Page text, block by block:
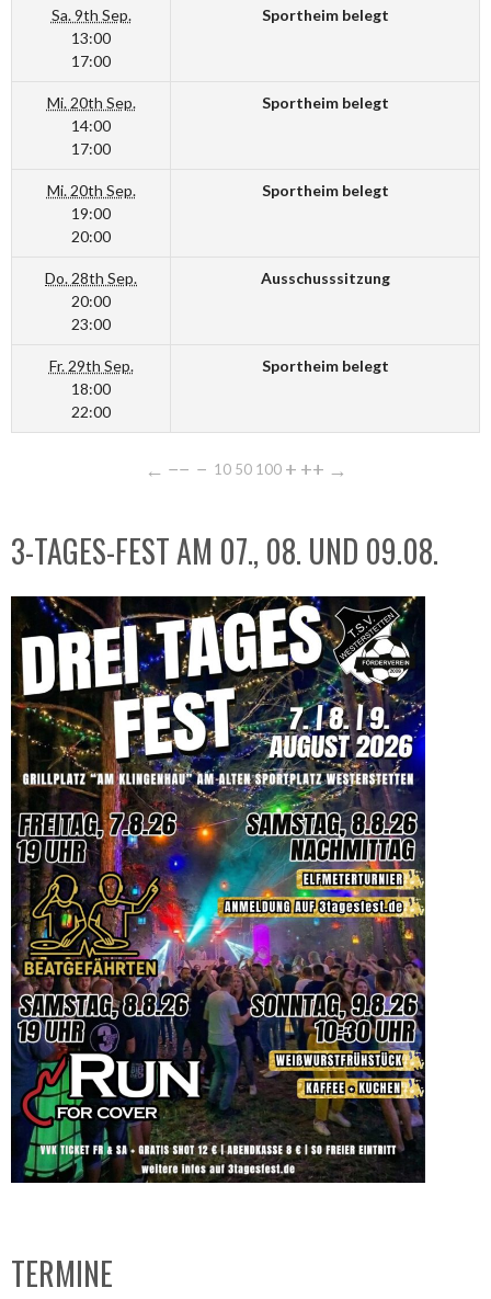
Sa. 9th Sep.
13:00
17:00
Sportheim belegt
Mi. 20th Sep.
14:00
17:00
Sportheim belegt
Mi. 20th Sep.
19:00
20:00
Sportheim belegt
Do. 28th Sep.
20:00
23:00
Ausschusssitzung
Fr. 29th Sep.
18:00
22:00
Sportheim belegt
← −− − 10 50 100 + ++ →
3-TAGES-FEST AM 07., 08. UND 09.08.
TERMINE